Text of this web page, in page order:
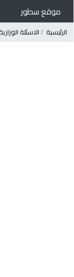
موقع سطور
الرئيسية الاسئلة الوزارية